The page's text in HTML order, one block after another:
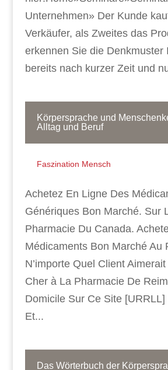
Unternehmen» Der Kunde
Verkäufer, als Zweites das
erkennen Sie die Denkmuster
bereits nach kurzer Zeit und
Körpersprache und
Alltag und Beruf
Faszination Mensch
Achetez En Ligne Des
Génériques Bon Marché. Sur
Pharmacie Du Canada.
Médicaments Bon Marché Au
N’importe Quel Client
Cher à La Pharmacie De
Domicile Sur Ce Site
Et...
Das Wörterbuch der